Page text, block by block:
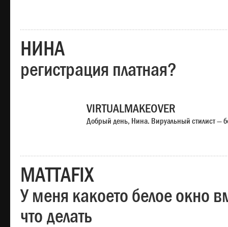
НИНА
регистрация платная?
VIRTUALMAKEOVER
Добрый день, Нина. Вируальный стилист —
MATTAFIX
У меня какоето белое окно
что делать